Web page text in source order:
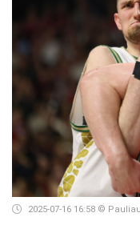
2025-07-16 16:58 ©